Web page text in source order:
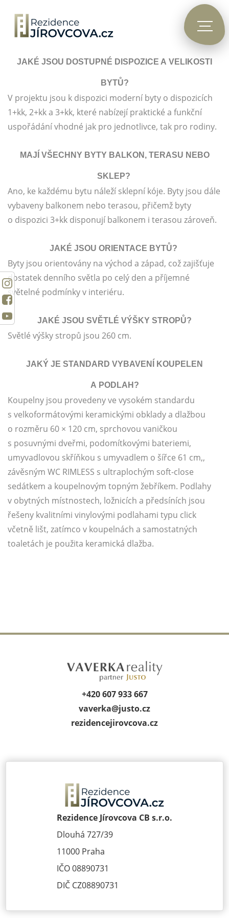
JAKÉ JSOU DOSTUPNÉ DISPOZICE A VELIKOSTI
BYTŮ?
V projektu jsou k dispozici moderní byty o dispozicích
1+kk, 2+kk a 3+kk, které nabízejí praktické a funkční
uspořádání vhodné jak pro jednotlivce, tak pro rodiny.
MAJÍ VŠECHNY BYTY BALKON, TERASU NEBO
SKLEP?
Ano, ke každému bytu náleží sklepní kóje. Byty jsou dále
vybaveny balkonem nebo terasou, přičemž byty
o dispozici 3+kk disponují balkonem i terasou zároveň.
JAKÉ JSOU ORIENTACE BYTŮ?
Byty jsou orientovány na východ a západ, což zajišťuje
dostatek denního světla po celý den a příjemné
světelné podmínky v interiéru.
JAKÉ JSOU SVĚTLÉ VÝŠKY STROPŮ?
Světlé výšky stropů jsou 260 cm.
JAKÝ JE STANDARD VYBAVENÍ KOUPELEN
A PODLAH?
Koupelny jsou provedeny ve vysokém standardu
s velkoformátovými keramickými obklady a dlažbou
o rozměru 60 × 120 cm, sprchovou vaničkou
s posuvnými dveřmi, podomítkovými bateriemi,
umyvadlovou skříňkou s umyvadlem o šířce 61 cm,,
závěsným WC RIMLESS s ultraplochým soft-close
sedátkem a koupelnovým topným žebříkem. Podlahy
v obytných místnostech, ložnicích a předsíních jsou
řešeny kvalitními vinylovými podlahami typu click
včetně lišt, zatímco v koupelnách a samostatných
toaletách je použita keramická dlažba.
+420 607 933 667
vaverka@justo.cz
rezidencejirov­cova.cz
Rezidence Jírovcova CB s.r.o.
Dlouhá 727/39
11000 Praha
IČO 08890731
DIČ CZ08890731